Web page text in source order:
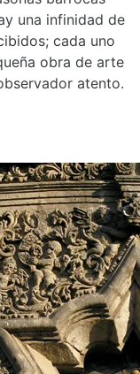
una infinidad de
cada uno
obra de arte
atento.